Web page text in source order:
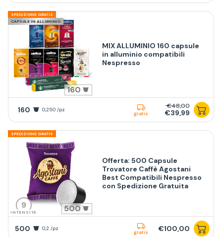
SPEDIZIONE GRATIS
CAPSULE IN ALLUMINIO
160
MIX ALLUMINIO 160 capsule
in alluminio compatibili
Nespresso
160 0,250 /pz
gratis
€48,00
€39,99
SPEDIZIONE GRATIS
9
INTENSITÀ 500
Offerta: 500 Capsule
Trovatore Caffè Agostani
Best Compatibili Nespresso
con Spedizione Gratuita
500 0,2 /pz
gratis €100,00